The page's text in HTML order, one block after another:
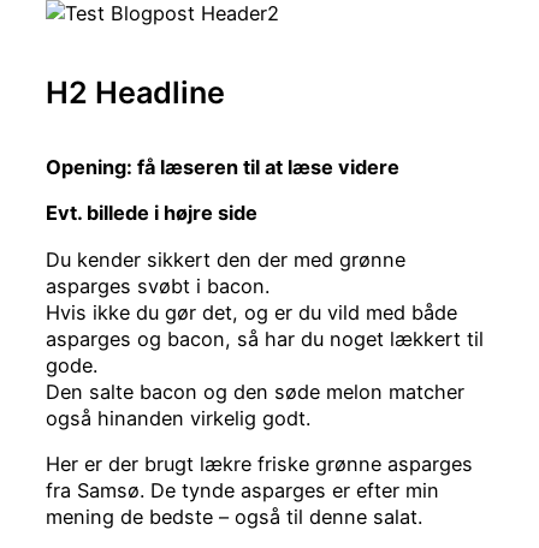
H2 Headline
Opening: få læseren til at læse videre
Evt. billede i højre side
Du kender sikkert den der med grønne
asparges svøbt i bacon.
Hvis ikke du gør det, og er du vild med både
asparges og bacon, så har du noget lækkert til
gode.
Den salte bacon og den søde melon matcher
også hinanden virkelig godt.
Her er der brugt lækre friske grønne asparges
fra Samsø. De tynde asparges er efter min
mening de bedste – også til denne salat.